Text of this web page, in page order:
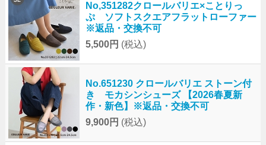
No,351282クロールバリエ×ことりっ
ぷ ソフトスクエアフラットローファー
※返品・交換不可
5,500円 (税込)
No.651230 クロールバリエ ストーン付
き モカシンシューズ 【2026春夏新
作・新色】※返品・交換不可
9,900円 (税込)